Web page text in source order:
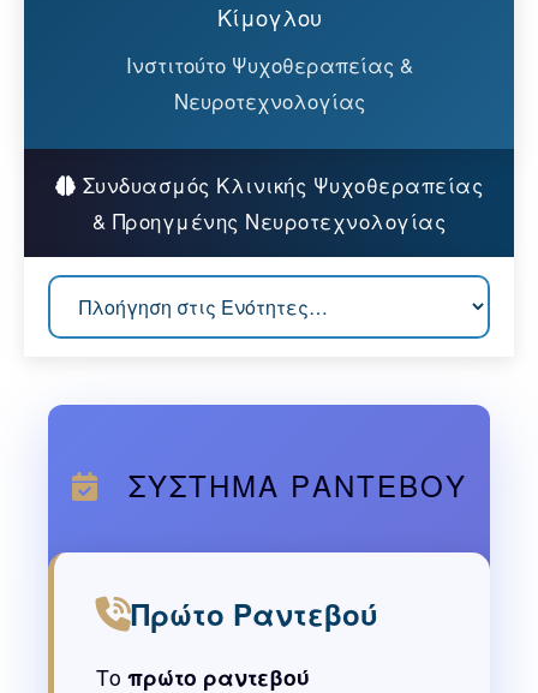
Κίμογλου
Ινστιτούτο Ψυχοθεραπείας &
Νευροτεχνολογίας
Συνδυασμός Κλινικής Ψυχοθεραπείας
& Προηγμένης Νευροτεχνολογίας
ΣΥΣΤΗΜΑ ΡΑΝΤΕΒΟΥ
Πρώτο Ραντεβού
Το πρώτο ραντεβού